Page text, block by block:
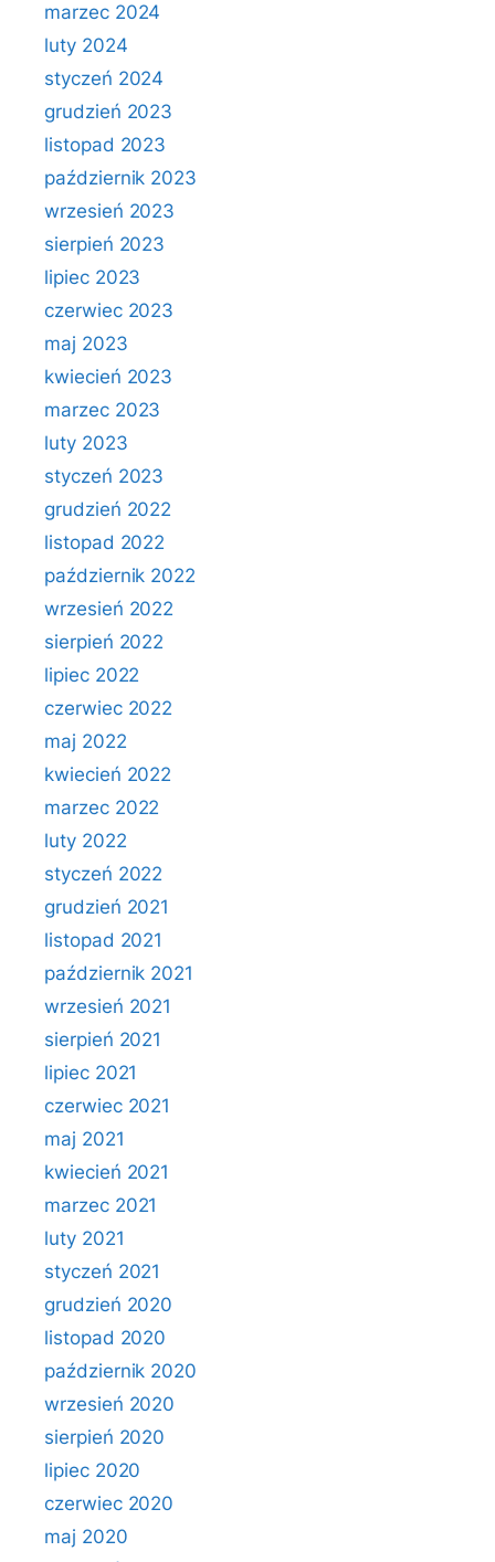
marzec 2024
luty 2024
styczeń 2024
grudzień 2023
listopad 2023
październik 2023
wrzesień 2023
sierpień 2023
lipiec 2023
czerwiec 2023
maj 2023
kwiecień 2023
marzec 2023
luty 2023
styczeń 2023
grudzień 2022
listopad 2022
październik 2022
wrzesień 2022
sierpień 2022
lipiec 2022
czerwiec 2022
maj 2022
kwiecień 2022
marzec 2022
luty 2022
styczeń 2022
grudzień 2021
listopad 2021
październik 2021
wrzesień 2021
sierpień 2021
lipiec 2021
czerwiec 2021
maj 2021
kwiecień 2021
marzec 2021
luty 2021
styczeń 2021
grudzień 2020
listopad 2020
październik 2020
wrzesień 2020
sierpień 2020
lipiec 2020
czerwiec 2020
maj 2020